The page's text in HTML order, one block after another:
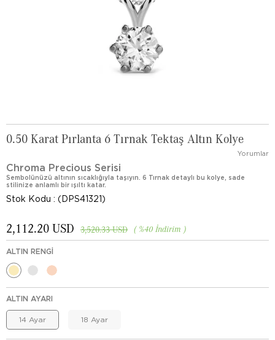
0.50 Karat Pırlanta 6 Tırnak Tektaş Altın Kolye
Yorumlar
Chroma Precious Serisi
Sembolünüzü altının sıcaklığıyla taşıyın. 6 Tırnak detaylı bu kolye, sade
stilinize anlamlı bir ışıltı katar.
Stok Kodu (DPS41321)
%40 İndirim
3,520.33 USD
2,112.20 USD
ALTIN RENGI
ALTIN AYARI
14 Ayar 18 Ayar